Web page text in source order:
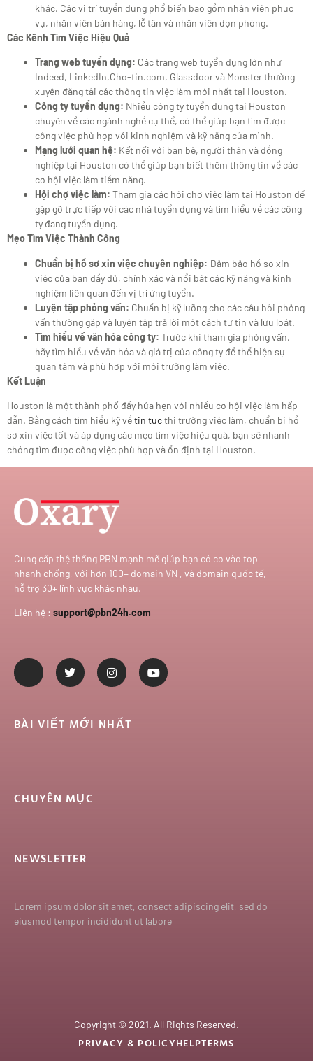
khác. Các vị trí tuyển dụng phổ biến bao gồm nhân viên phục
vụ, nhân viên bán hàng, lễ tân và nhân viên dọn phòng.
Các Kênh Tìm Việc Hiệu Quả
Trang web tuyển dụng: Các trang web tuyển dụng lớn như
Indeed, LinkedIn,Cho-tin.com, Glassdoor và Monster thường
xuyên đăng tải các thông tin việc làm mới nhất tại Houston.
Công ty tuyển dụng: Nhiều công ty tuyển dụng tại Houston
chuyên về các ngành nghề cụ thể, có thể giúp bạn tìm được
công việc phù hợp với kinh nghiệm và kỹ năng của mình.
Mạng lưới quan hệ: Kết nối với bạn bè, người thân và đồng
nghiệp tại Houston có thể giúp bạn biết thêm thông tin về các
cơ hội việc làm tiềm năng.
Hội chợ việc làm: Tham gia các hội chợ việc làm tại Houston để
gặp gỡ trực tiếp với các nhà tuyển dụng và tìm hiểu về các công
ty đang tuyển dụng.
Mẹo Tìm Việc Thành Công
Chuẩn bị hồ sơ xin việc chuyên nghiệp: Đảm bảo hồ sơ xin
việc của bạn đầy đủ, chính xác và nổi bật các kỹ năng và kinh
nghiệm liên quan đến vị trí ứng tuyển.
Luyện tập phỏng vấn: Chuẩn bị kỹ lưỡng cho các câu hỏi phỏng
vấn thường gặp và luyện tập trả lời một cách tự tin và lưu loát.
Tìm hiểu về văn hóa công ty: Trước khi tham gia phỏng vấn,
hãy tìm hiểu về văn hóa và giá trị của công ty để thể hiện sự
quan tâm và phù hợp với môi trường làm việc.
Kết Luận
Houston là một thành phố đầy hứa hẹn với nhiều cơ hội việc làm hấp
dẫn. Bằng cách tìm hiểu kỹ vềtin tucthị trường việc làm, chuẩn bị hồ
sơ xin việc tốt và áp dụng các mẹo tìm việc hiệu quả, bạn sẽ nhanh
chóng tìm được công việc phù hợp và ổn định tại Houston.
Cung cấp thệ thống PBN mạnh mẽ giúp bạn có cơ vào top
nhanh chống, với hơn 100+ domain VN , và domain quốc tế,
hỗ trợ 30+ lĩnh vực khác nhau.
Liên hệ : support@pbn24h.com
BÀI VIẾT MỚI NHẤT
CHUYÊN MỤC
NEWSLETTER
Lorem ipsum dolor sit amet, consect adipiscing elit, sed do
eiusmod tempor incididunt ut labore
Copyright © 2021. All Rights Reserved.
PRIVACY & POLICYHELPTERMS